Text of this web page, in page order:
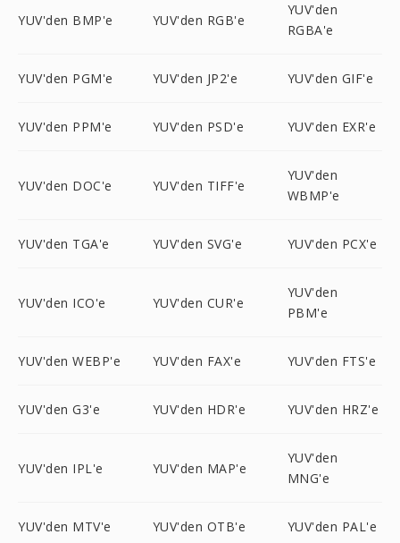
YUV'den BMP'e YUV'den RGB'e
YUV'den
RGBA'e
YUV'den PGM'e YUV'den JP2'e YUV'den GIF'e
YUV'den PPM'e YUV'den PSD'e YUV'den EXR'e
YUV'den DOC'e YUV'den TIFF'e
YUV'den
WBMP'e
YUV'den TGA'e YUV'den SVG'e YUV'den PCX'e
YUV'den ICO'e YUV'den CUR'e
YUV'den
PBM'e
YUV'den WEBP'e YUV'den FAX'e YUV'den FTS'e
YUV'den G3'e YUV'den HDR'e YUV'den HRZ'e
YUV'den IPL'e YUV'den MAP'e
YUV'den
MNG'e
YUV'den MTV'e YUV'den OTB'e YUV'den PAL'e